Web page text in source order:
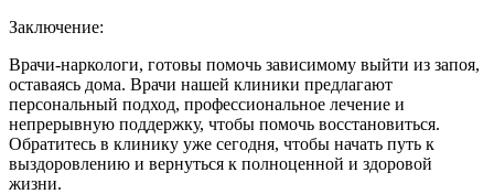
Заключение:
Врачи-наркологи, готовы помочь зависимому выйти из запоя,
оставаясь дома. Врачи нашей клиники предлагают
персональный подход, профессиональное лечение и
непрерывную поддержку, чтобы помочь восстановиться.
Обратитесь в клинику уже сегодня, чтобы начать путь к
выздоровлению и вернуться к полноценной и здоровой
жизни.